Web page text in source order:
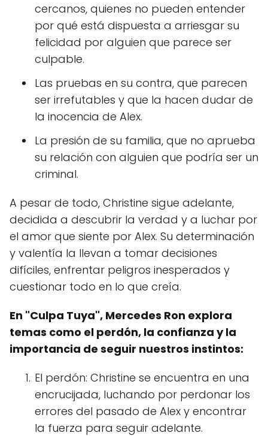
cercanos, quienes no pueden entender
por qué está dispuesta a arriesgar su
felicidad por alguien que parece ser
culpable.
Las pruebas en su contra, que parecen
ser irrefutables y que la hacen dudar de
la inocencia de Alex.
La presión de su familia, que no aprueba
su relación con alguien que podría ser un
criminal.
A pesar de todo, Christine sigue adelante,
decidida a descubrir la verdad y a luchar por
el amor que siente por Alex. Su determinación
y valentía la llevan a tomar decisiones
difíciles, enfrentar peligros inesperados y
cuestionar todo en lo que creía.
En "Culpa Tuya", Mercedes Ron explora
temas como el perdón, la confianza y la
importancia de seguir nuestros instintos:
El perdón: Christine se encuentra en una
encrucijada, luchando por perdonar los
errores del pasado de Alex y encontrar
la fuerza para seguir adelante.